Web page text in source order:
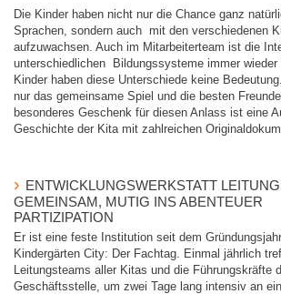
Die Kinder haben nicht nur die Chance ganz
Sprachen, sondern auch mit den verschiedenen
aufzuwachsen. Auch im Mitarbeiterteam ist die
unterschiedlichen Bildungssysteme immer wieder
Kinder haben diese Unterschiede keine
nur das gemeinsame Spiel und die besten
besonderes Geschenk für diesen Anlass ist eine
Geschichte der Kita mit zahlreichen
ENTWICKLUNGSWERKSTATT
GEMEINSAM, MUTIG INS ABENTEUER
PARTIZIPATION
Er ist eine feste Institution seit dem
Kindergärten City: Der Fachtag. Einmal jährlich
Leitungsteams aller Kitas und die Führungskräfte
Geschäftsstelle, um zwei Tage lang intensiv an